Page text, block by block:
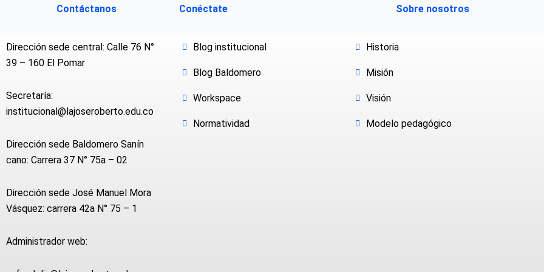
Contáctanos Conéctate Sobre nosotros
Dirección sede central: Calle 76 N°
39 – 160 El Pomar
Secretaría:
institucional@lajoseroberto.edu.co
Dirección sede Baldomero Sanín
cano: Carrera 37 N° 75a – 02
Dirección sede José Manuel Mora
Vásquez: carrera 42a N° 75 – 1
Administrador web:
Blog institucional
Blog Baldomero
Workspace
Normatividad
Historia
Misión
Visión
Modelo pedagógico